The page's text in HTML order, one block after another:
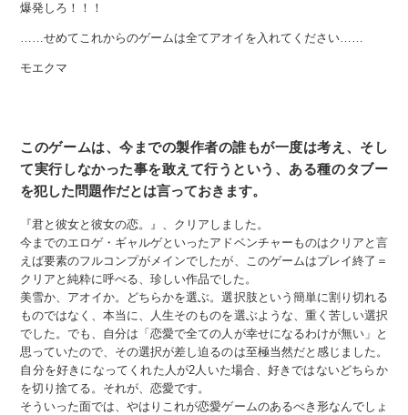
爆発しろ！！！
……せめてこれからのゲームは全てアオイを入れてください……
モエクマ
このゲームは、今までの製作者の誰もが一度は考え、そし
て実行しなかった事を敢えて行うという、ある種のタブー
を犯した問題作だとは言っておきます。
『君と彼女と彼女の恋。』、クリアしました。
今までのエロゲ・ギャルゲといったアドベンチャーものはクリアと言
えば要素のフルコンプがメインでしたが、このゲームはプレイ終了＝
クリアと純粋に呼べる、珍しい作品でした。
美雪か、アオイか。どちらかを選ぶ。選択肢という簡単に割り切れる
ものではなく、本当に、人生そのものを選ぶような、重く苦しい選択
でした。でも、自分は「恋愛で全ての人が幸せになるわけが無い」と
思っていたので、その選択が差し迫るのは至極当然だと感じました。
自分を好きになってくれた人が2人いた場合、好きではないどちらか
を切り捨てる。それが、恋愛です。
そういった面では、やはりこれが恋愛ゲームのあるべき形なんでしょ